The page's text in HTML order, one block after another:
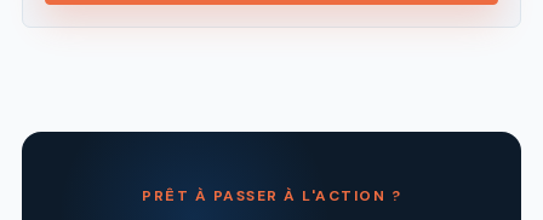
PRÊT À PASSER À L'ACTION ?